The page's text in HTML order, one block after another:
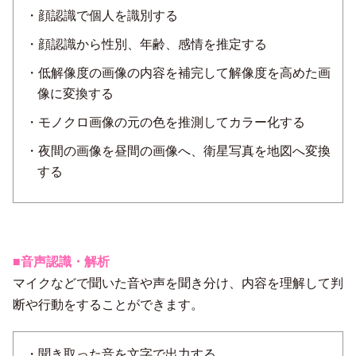
・顔認識で個人を識別する
・顔認識から性別、年齢、感情を推定する
・低解像度の画像の内容を補完して解像度を高めた画
像に変換する
・モノクロ画像の元の色を推測してカラー化する
・夜間の画像を昼間の画像へ、衛星写真を地図へ変換
する
■音声認識・解析
マイクなどで聞いた音や声を聞き分け、内容を理解して判
断や行動をすることができます。